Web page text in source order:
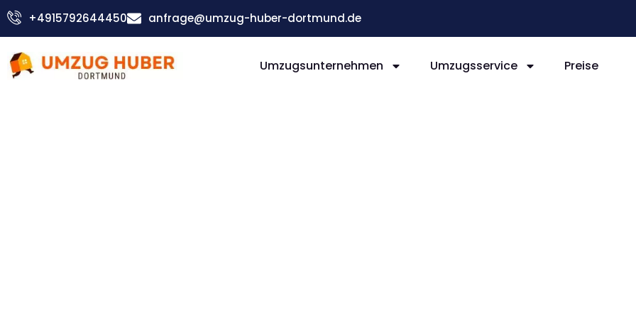
Zum
Inhalt
+4915792644450 anfrage@umzug-huber-dortmund.de
Umzugsunternehmen Umzugsservice Preise